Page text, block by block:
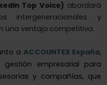
Top Voice) abordará
intergeneracionales y
una ventaja competitiva.
aACCOUNTEX España,
empresarial para
y compañías, que